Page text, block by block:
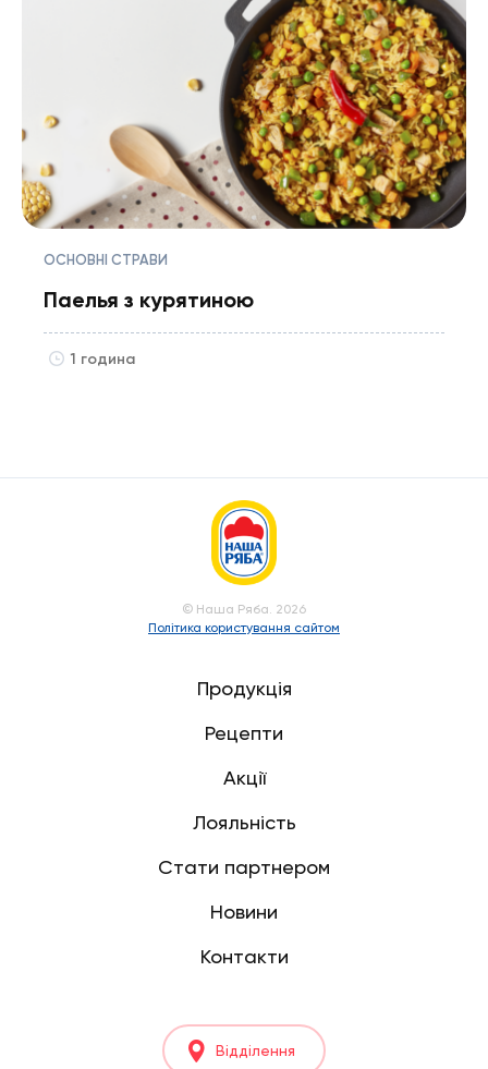
ОСНОВНІ СТРАВИ
Паелья з курятиною
1 година
© Наша Ряба. 2026
Політика користування сайтом
Продукція
Рецепти
Акції
Лояльність
Стати партнером
Новини
Контакти
Відділення